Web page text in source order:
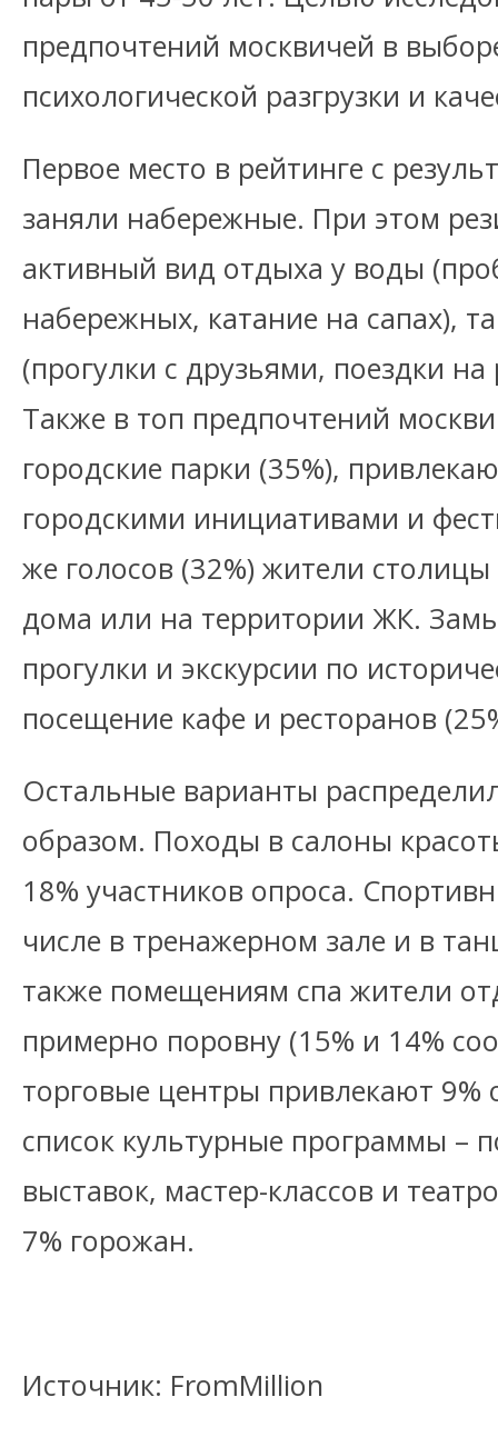
предпочтений москвичей в
психологической разгрузки и
Первое место в рейтинге с
заняли набережные. При этом
активный вид отдыха у воды
набережных, катание на сапах),
(прогулки с друзьями, поездки
Также в топ предпочтений
городские парки (35%),
городскими инициативами и
же голосов (32%) жители
дома или на территории ЖК.
прогулки и экскурсии по
посещение кафе и ресторанов
Остальные варианты
образом. Походы в салоны
18% участников опроса.
числе в тренажерном зале и в
также помещениям спа жители
примерно поровну (15% и 14%
торговые центры привлекают
список культурные программы –
выставок, мастер-классов и
7% горожан.
Источник: FromMillion